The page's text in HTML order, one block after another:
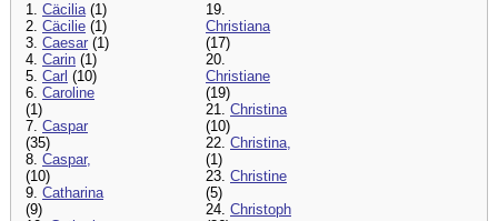
1. Cäcilia(1)
2. Cäcilie (1)
3. Caesar (1)
4. Carin (1)
5. Carl (10)
6. Caroline
(1)
7. Caspar
(35)
8. Caspar,
(10)
9. Catharina
(9)
19.
Christiana
(17)
20.
Christiane
(19)
21. Christina
(10)
22. Christina,
(1)
23. Christine
(5)
24. Christoph